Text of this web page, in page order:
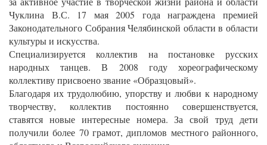
Чуклина В.С. 17 мая 2005 года награждена премией
Законодательного Собрания Челябинской области в области
культуры и искусства.
Специализируется коллектив на постановке русских
народных танцев. В 2008 году хореографическому
коллективу присвоено звание «Образцовый».
Благодаря их трудолюбию, упорству и любви к народному
творчеству, коллектив постоянно совершенствуется,
ставятся новые интересные номера. За свой труд дети
получили более 70 грамот, дипломов местного районного,